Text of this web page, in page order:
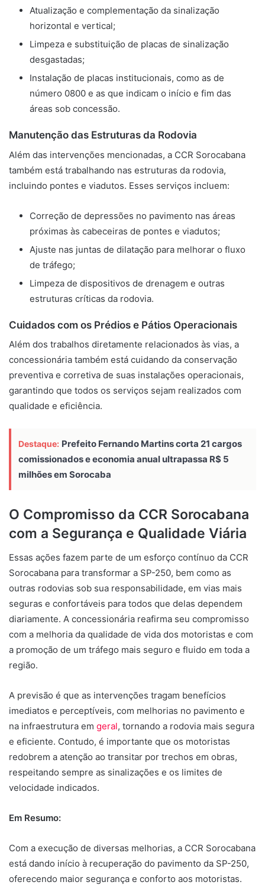
Atualização e complementação da sinalização
horizontal e vertical;
Limpeza e substituição de placas de sinalização
desgastadas;
Instalação de placas institucionais, como as de
número 0800 e as que indicam o início e fim das
áreas sob concessão.
Manutenção das Estruturas da Rodovia
Além das intervenções mencionadas, a CCR Sorocabana
também está trabalhando nas estruturas da rodovia,
incluindo pontes e viadutos. Esses serviços incluem:
Correção de depressões no pavimento nas áreas
próximas às cabeceiras de pontes e viadutos;
Ajuste nas juntas de dilatação para melhorar o fluxo
de tráfego;
Limpeza de dispositivos de drenagem e outras
estruturas críticas da rodovia.
Cuidados com os Prédios e Pátios Operacionais
Além dos trabalhos diretamente relacionados às vias, a
concessionária também está cuidando da conservação
preventiva e corretiva de suas instalações operacionais,
garantindo que todos os serviços sejam realizados com
qualidade e eficiência.
Destaque: Prefeito Fernando Martins corta 21 cargos
comissionados e economia anual ultrapassa R$ 5
milhões em Sorocaba
O Compromisso da CCR Sorocabana
com a Segurança e Qualidade Viária
Essas ações fazem parte de um esforço contínuo da CCR
Sorocabana para transformar a SP-250, bem como as
outras rodovias sob sua responsabilidade, em vias mais
seguras e confortáveis para todos que delas dependem
diariamente. A concessionária reafirma seu compromisso
com a melhoria da qualidade de vida dos motoristas e com
a promoção de um tráfego mais seguro e fluido em toda a
região.
A previsão é que as intervenções tragam benefícios
imediatos e perceptíveis, com melhorias no pavimento e
na infraestrutura em geral, tornando a rodovia mais segura
e eficiente. Contudo, é importante que os motoristas
redobrem a atenção ao transitar por trechos em obras,
respeitando sempre as sinalizações e os limites de
velocidade indicados.
Em Resumo:
Com a execução de diversas melhorias, a CCR Sorocabana
está dando início à recuperação do pavimento da SP-250,
oferecendo maior segurança e conforto aos motoristas.